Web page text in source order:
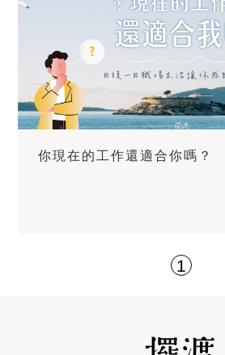
你現在的工作還適合你嗎？
1